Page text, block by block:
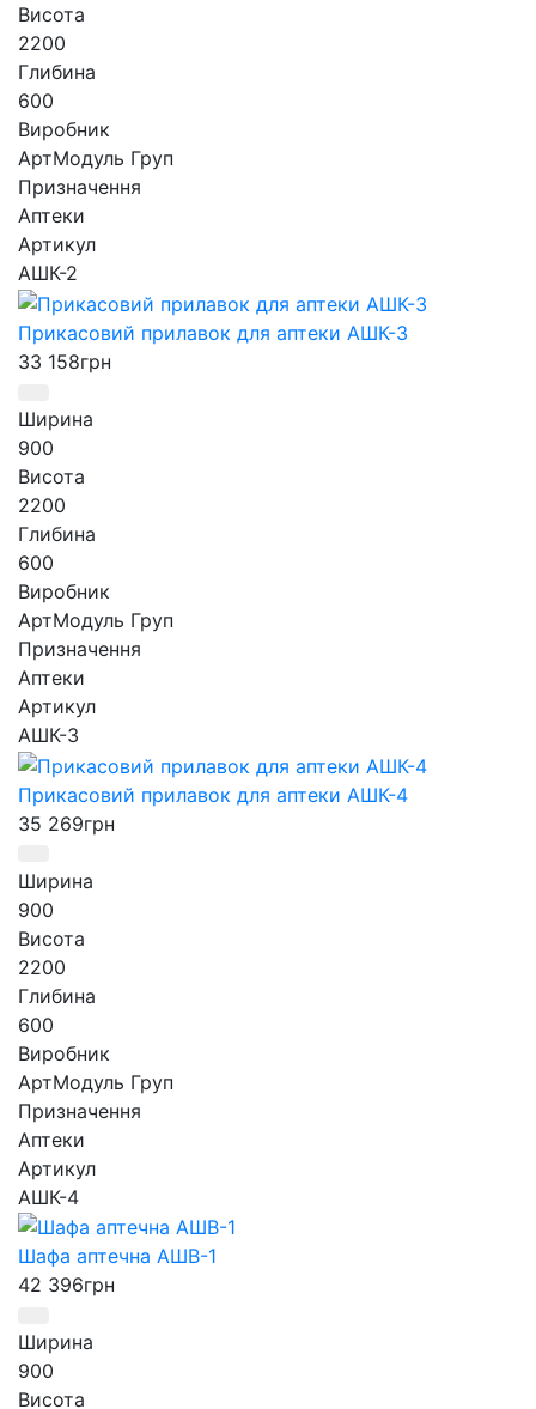
Висота
2200
Глибина
600
Виробник
АртМодуль Груп
Призначення
Аптеки
Артикул
АШК-2
Прикасовий прилавок для аптеки АШК-3
33 158грн
Ширина
900
Висота
2200
Глибина
600
Виробник
АртМодуль Груп
Призначення
Аптеки
Артикул
АШК-3
Прикасовий прилавок для аптеки АШК-4
35 269грн
Ширина
900
Висота
2200
Глибина
600
Виробник
АртМодуль Груп
Призначення
Аптеки
Артикул
АШК-4
Шафа аптечна АШВ-1
42 396грн
Ширина
900
Висота